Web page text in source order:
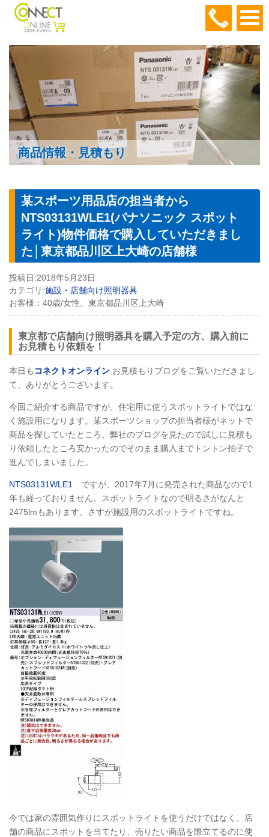
048-
商品情報・見積もり
某スポーツ用品店の担当者から
NTS03131WLE1(パナソニック スポット
ライト)物件価格で購入していただきまし
た│東京都品川区上大崎の店舗様
投稿日:2018年5月23日
カテゴリ:施設・店舗向け照明器具
お客様： 40歳/女性、東京都品川区上大崎
東京都で店舗向け照明器具を購入予定の方、購入前に
お見積もり依頼を！
本日も コネクトオンライン お見積もりブログをご覧いただきまし
て、ありがとうございます。
今回ご紹介する商品ですが、住宅用に使うスポットライトではな
く施設用になります。某スポーツショップの担当者様がネットで
商品を探していたところ、弊社のブログを見たので試しに見積も
り依頼したところ安かったのでそのまま購入までトントン拍子で
進んでしまいました。
NTS03131WLE1
ですが、2017年7月に発売された商品なので1
年も経っておりません。スポットライトなので明るさがなんと
2475lmもあります。さすが施設用のスポットライトですね。
今では家の雰囲気作りにスポットライトを使うだけではなく、店
舗の商品にスポットを当てたり、売りたい商品を際立てるのに使